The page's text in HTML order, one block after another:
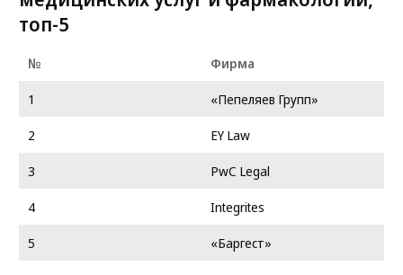
топ-5
№
Фирма
1
«Пепеляев Групп»
2
EY Law
3
PwC Legal
4
Integrites
5
«Баргест»